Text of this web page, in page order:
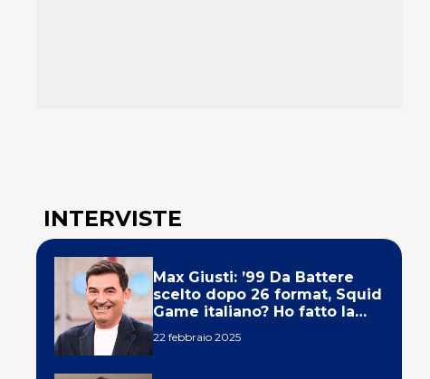
INTERVISTE
Max Giusti: ’99 Da Battere
scelto dopo 26 format, Squid
Game italiano? Ho fatto la
22 febbraio 2025